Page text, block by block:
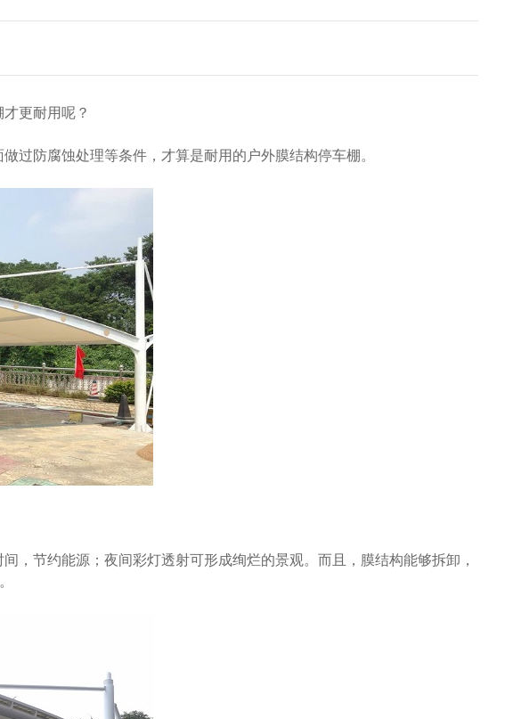
更耐用呢？
过防腐蚀处理等条件，才算是耐用的户外膜结构停车棚。
，节约能源；夜间彩灯透射可形成绚烂的景观。而且，膜结构能够拆卸，